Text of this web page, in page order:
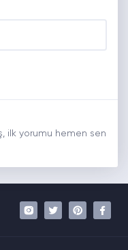
ilk yorumu hemen sen